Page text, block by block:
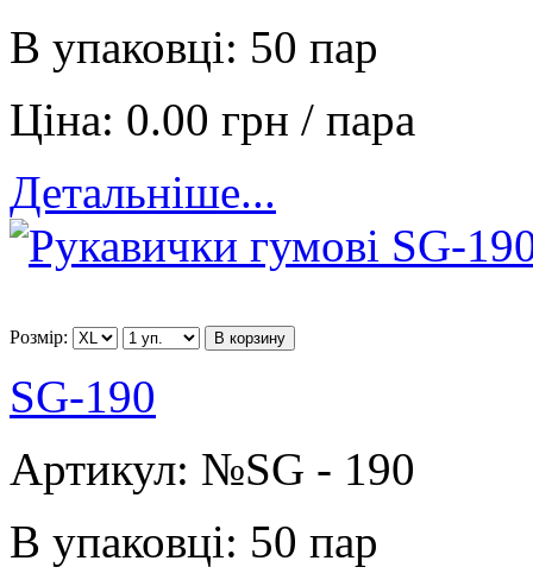
В упаковці: 50 пар
Ціна: 0.00 грн / пара
Детальніше...
Розмір: В корзину
SG-190
Артикул: №SG - 190
В упаковці: 50 пар